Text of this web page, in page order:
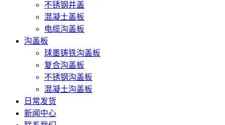
不锈钢井盖
混凝土盖板
电缆沟盖板
沟盖板
球墨铸铁沟盖板
复合沟盖板
不锈钢沟盖板
混凝土沟盖板
日常发货
新闻中心